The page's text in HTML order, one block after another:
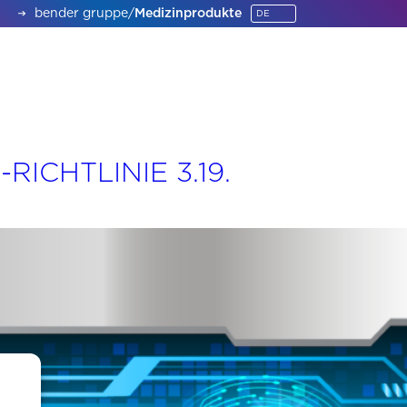
bender gruppe/ Medizinprodukte
3.19.